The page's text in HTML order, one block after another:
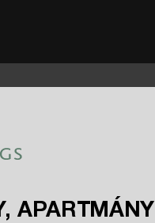
, APARTMÁNY